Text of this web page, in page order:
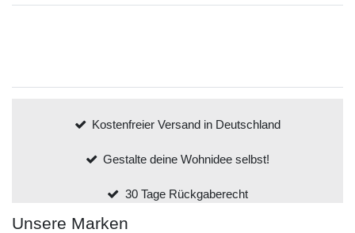
Kostenfreier Versand in Deutschland
Gestalte deine Wohnidee selbst!
30 Tage Rückgaberecht
Unsere Marken